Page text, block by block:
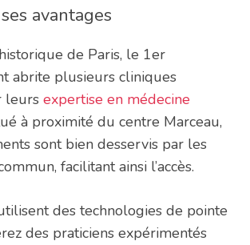
avantages
de Paris, le 1er
abrite plusieurs cliniques
leurs expertise en médecine
à proximité du centre Marceau,
sont bien desservis par les
facilitant ainsi l’accès.
des technologies de pointe
des praticiens expérimentés